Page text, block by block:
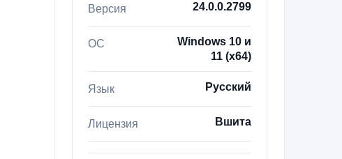
Версия 24.0.0.2799
ОС
Windows 10 и
11 (x64)
Язык Русский
Лицензия Вшита